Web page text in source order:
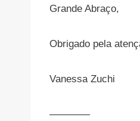
Grande Abraço,
Obrigado pela
Vanessa Zuchi
————